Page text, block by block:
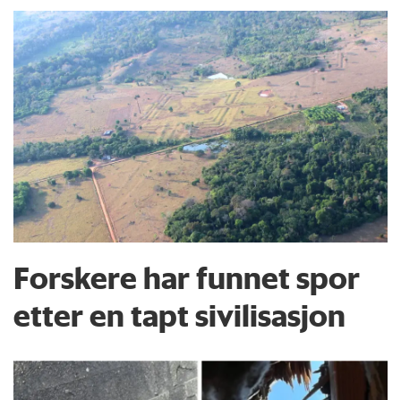
Forskere har funnet spor
etter en tapt sivilisasjon